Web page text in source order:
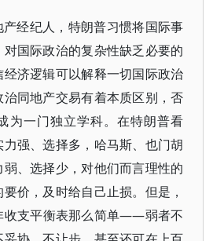
经纪人，特朗普习惯将国际事
国际政治的复杂性缺乏必要的
济逻辑可以解释一切国际政治
同地产交易有着本质区别，否
为一门独立学科。在特朗普看
强、选择多，哈马斯、也门胡
、选择少，对他们而言理性的
价，及时给自己止损。但是，
收支平衡表那么简单——弱者不